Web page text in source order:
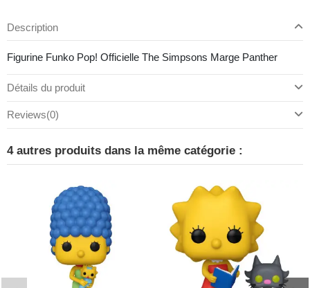
Description
Figurine Funko Pop! Officielle The Simpsons Marge Panther
Détails du produit
Reviews(0)
4 autres produits dans la même catégorie :